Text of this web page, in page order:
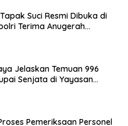
Suci Resmi Dibuka di
Terima Anugerah
Jelaskan Temuan 996
Senjata di Yayasan
Pemeriksaan Personel